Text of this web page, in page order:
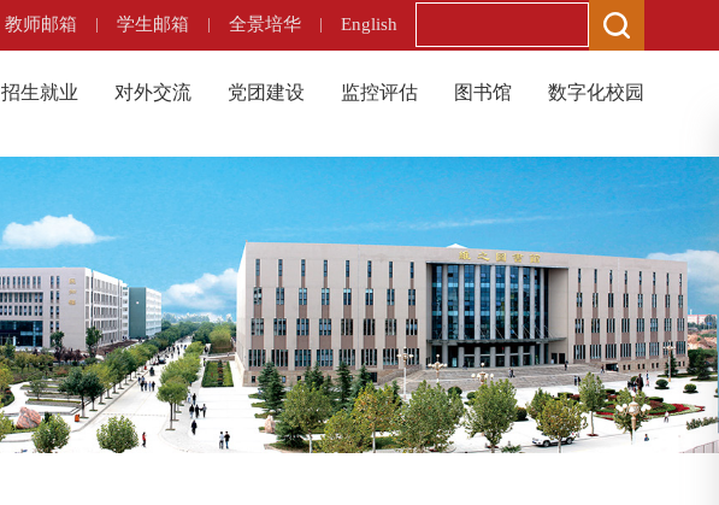
教师邮箱 | 学生邮箱 | 全景培华 | English
招生就业 对外交流 党团建设 监控评估 图书馆 数字化校园